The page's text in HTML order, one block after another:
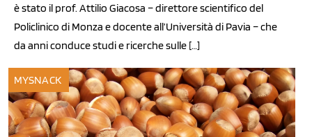
è stato il prof. Attilio Giacosa – direttore scientifico del
Policlinico di Monza e docente all’Università di Pavia – che
da anni conduce studi e ricerche sulle […]
MYSNACK